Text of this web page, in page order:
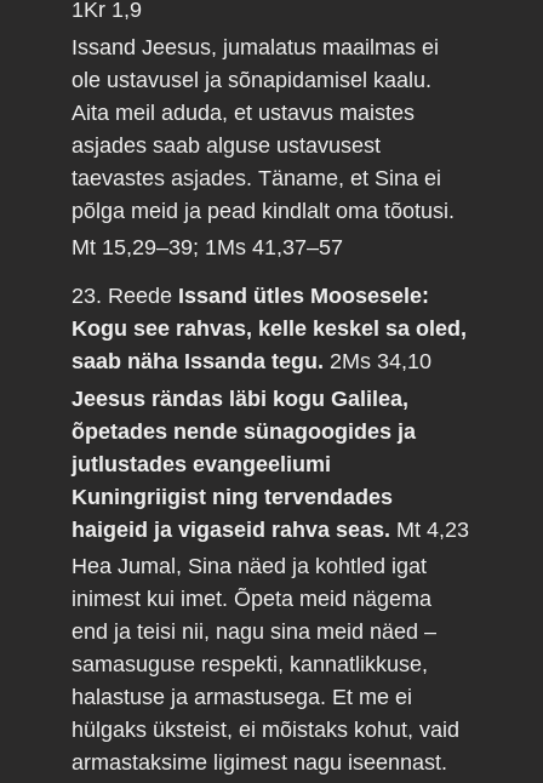
1Kr 1,9
Issand Jeesus, jumalatus maailmas ei
ole ustavusel ja sõnapidamisel kaalu.
Aita meil aduda, et ustavus maistes
asjades saab alguse ustavusest
taevastes asjades. Täname, et Sina ei
põlga meid ja pead kindlalt oma tõotusi.
Mt 15,29–39; 1Ms 41,37–57
23. Reede Issand ütles Moosesele:
Kogu see rahvas, kelle keskel sa oled,
saab näha Issanda tegu. 2Ms 34,10
Jeesus rändas läbi kogu Galilea,
õpetades nende sünagoogides ja
jutlustades evangeeliumi
Kuningriigist ning tervendades
haigeid ja vigaseid rahva seas. Mt 4,23
Hea Jumal, Sina näed ja kohtled igat
inimest kui imet. Õpeta meid nägema
end ja teisi nii, nagu sina meid näed –
samasuguse respekti, kannatlikkuse,
halastuse ja armastusega. Et me ei
hülgaks üksteist, ei mõistaks kohut, vaid
armastaksime ligimest nagu iseennast.